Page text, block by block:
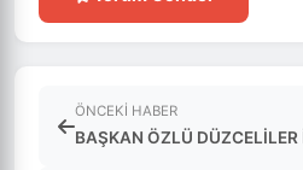
ÖNCEKI HABER
BAŞKAN ÖZLÜ DÜZCELİLER